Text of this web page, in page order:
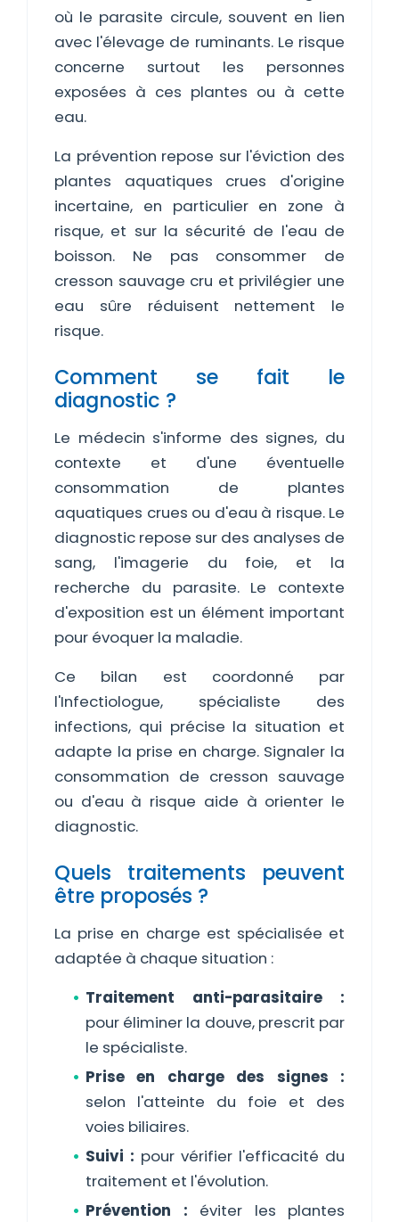
où le parasite circule, souvent en lien
avec l'élevage de ruminants. Le risque
concerne surtout les personnes
exposées à ces plantes ou à cette
eau.
La prévention repose sur l'éviction des
plantes aquatiques crues d'origine
incertaine, en particulier en zone à
risque, et sur la sécurité de l'eau de
boisson. Ne pas consommer de
cresson sauvage cru et privilégier une
eau sûre réduisent nettement le
risque.
Comment se fait le
diagnostic ?
Le médecin s'informe des signes, du
contexte et d'une éventuelle
consommation de plantes
aquatiques crues ou d'eau à risque. Le
diagnostic repose sur des analyses de
sang, l'imagerie du foie, et la
recherche du parasite. Le contexte
d'exposition est un élément important
pour évoquer la maladie.
Ce bilan est coordonné par
l'Infectiologue, spécialiste des
infections, qui précise la situation et
adapte la prise en charge. Signaler la
consommation de cresson sauvage
ou d'eau à risque aide à orienter le
diagnostic.
Quels traitements peuvent
être proposés ?
La prise en charge est spécialisée et
adaptée à chaque situation :
Traitement anti-parasitaire :
pour éliminer la douve, prescrit par
le spécialiste.
Prise en charge des signes :
selon l'atteinte du foie et des
voies biliaires.
Suivi : pour vérifier l'efficacité du
traitement et l'évolution.
Prévention : éviter les plantes